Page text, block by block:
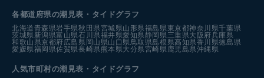
各都道府県の潮見表 ・タイドグラフ
北海道青森県岩手県秋田県宮城県山形県福島県東京都神奈川県千葉県
茨城県新潟県富山県石川県福井県愛知県静岡県三重県大阪府兵庫県
和歌山県京都府広島県 岡山県山口県鳥取県島根県高知県香川県徳島県
愛媛県福岡県佐賀県長崎県熊本県大分県宮崎県鹿児島県沖縄県
人気市町村の潮見表・タイドグラフ